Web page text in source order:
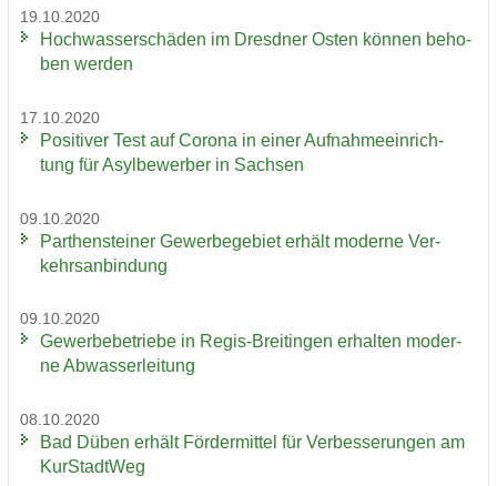
19.10.2020
Hoch­was­ser­schä­den im Dresd­ner Osten kön­nen be­ho­
ben wer­den
17.10.2020
Po­si­ti­ver Test auf Co­ro­na in einer Auf­nah­me­ein­rich­
tung für Asyl­be­wer­ber in Sach­sen
09.10.2020
Par­then­stei­ner Ge­wer­be­ge­biet er­hält mo­der­ne Ver­
kehrs­an­bin­dung
09.10.2020
Ge­wer­be­be­trie­be in Regis-​Breitingen er­hal­ten mo­der­
ne Ab­was­ser­lei­tung
08.10.2020
Bad Düben er­hält För­der­mit­tel für Ver­bes­se­run­gen am
Kur­Stadt­Weg